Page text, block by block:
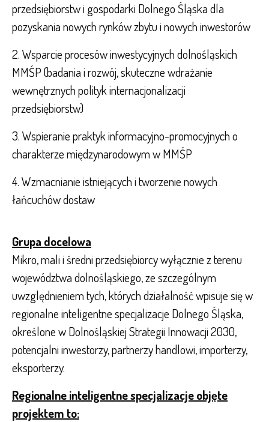
przedsiębiorstw i gospodarki Dolnego Śląska dla
pozyskania nowych rynków zbytu i nowych inwestorów
2. Wsparcie procesów inwestycyjnych dolnośląskich
MMŚP (badania i rozwój, skuteczne wdrażanie
wewnętrznych polityk internacjonalizacji
przedsiębiorstw)
3. Wspieranie praktyk informacyjno-promocyjnych o
charakterze międzynarodowym w MMŚP
4. Wzmacnianie istniejących i tworzenie nowych
łańcuchów dostaw
Grupa docelowa
Mikro, mali i średni przedsiębiorcy wyłącznie z terenu
województwa dolnośląskiego, ze szczególnym
uwzględnieniem tych, których działalność wpisuje się w
regionalne inteligentne specjalizacje Dolnego Śląska,
określone w Dolnośląskiej Strategii Innowacji 2030,
potencjalni inwestorzy, partnerzy handlowi, importerzy,
eksporterzy.
Regionalne inteligentne specjalizacje objęte
projektem to: